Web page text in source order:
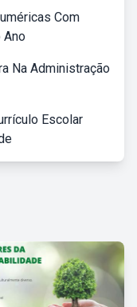
Com
Ano
Na Administração
Escolar